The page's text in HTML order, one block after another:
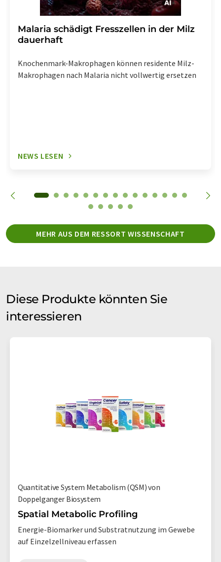
Malaria schädigt Fresszellen in der Milz
dauerhaft
Knochenmark-Makrophagen können residente Milz-
Makrophagen nach Malaria nicht vollwertig ersetzen
NEWS LESEN
MEHR AUS DEM RESSORT WISSENSCHAFT
Diese Produkte könnten Sie
interessieren
Quantitative System Metabolism (QSM) von
Doppelganger Biosystem
Spatial Metabolic Profiling
Energie-Biomarker und Substratnutzung im Gewebe
auf Einzelzellniveau erfassen